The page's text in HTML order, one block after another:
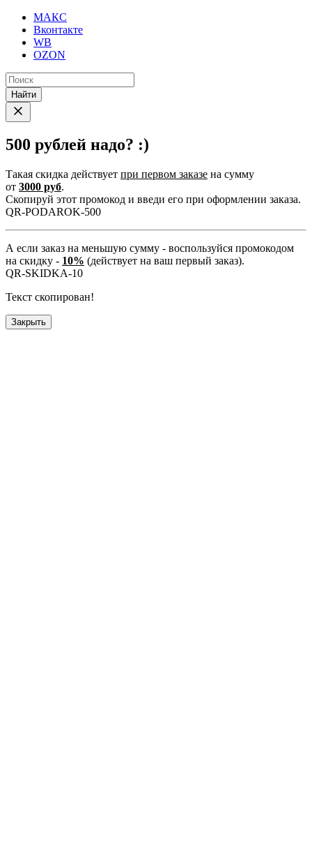
МАКС
Вконтакте
WB
OZON
Найти
500 рублей надо? :)
Такая скидка действует при первом заказе на сумму
от 3000 руб.
Скопируй этот промокод и введи его при оформлении заказа.
QR-PODAROK-500
А если заказ на меньшую сумму - воспользуйся промокодом
на скидку - 10% (действует на ваш первый заказ).
QR-SKIDKA-10
Текст скопирован!
Закрыть